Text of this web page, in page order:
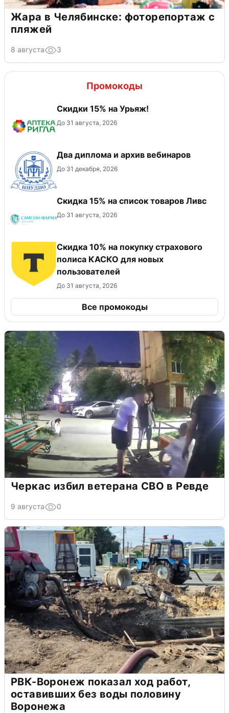
Жара в Челябинске: фоторепортаж с
пляжей
8 августа 3
Промокоды
Скидки 15% на Урьяж!
До 31 августа, 2026
Два диплома и архив вебинаров
До 31 декабря, 2026
Скидка 15% на список товаров Ливс
До 31 августа, 2026
Скидка 10% на покупку страхового
полиса КАСКО для новых
пользователей
До 31 августа, 2026
Все промокоды
Черкас избил ветерана СВО в Ревде
9 августа 0
РВК-Воронеж показал ход работ,
оставивших без воды половину
Воронежа